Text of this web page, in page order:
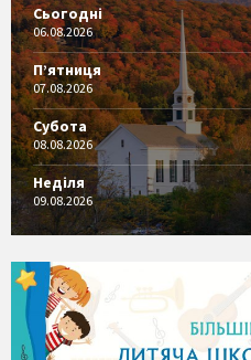
Сьогодні
06.08.2026
П’ятниця
07.08.2026
Субота
08.08.2026
Неділя
09.08.2026